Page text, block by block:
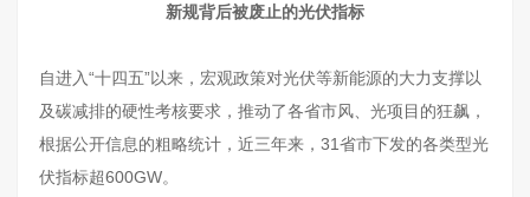
新规背后被废止的光伏指标
自进入“十四五”以来，宏观政策对光伏等新能源的大力支撑以
及碳减排的硬性考核要求，推动了各省市风、光项目的狂飙，
根据公开信息的粗略统计，近三年来，31省市下发的各类型光
伏指标超600GW。